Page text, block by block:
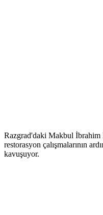
Razgrad'daki Makbul İbrahim
restorasyon çalışmalarının
kavuşuyor.